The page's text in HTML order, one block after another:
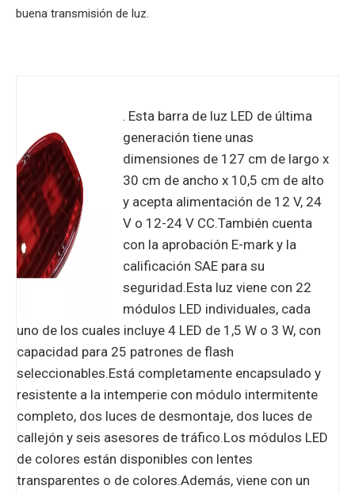
buena transmisión de luz.
. Esta barra de luz LED de última
generación tiene unas
dimensiones de 127 cm de largo x
30 cm de ancho x 10,5 cm de alto
y acepta alimentación de 12 V, 24
V o 12-24 V CC.También cuenta
con la aprobación E-mark y la
calificación SAE para su
seguridad.Esta luz viene con 22
módulos LED individuales, cada
uno de los cuales incluye 4 LED de 1,5 W o 3 W, con
capacidad para 25 patrones de flash
seleccionables.Está completamente encapsulado y
resistente a la intemperie con módulo intermitente
completo, dos luces de desmontaje, dos luces de
callejón y seis asesores de tráfico.Los módulos LED
de colores están disponibles con lentes
transparentes o de colores.Además, viene con un